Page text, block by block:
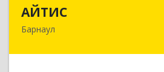
АЙТИС
Барнаул
656067, Алтайский край,